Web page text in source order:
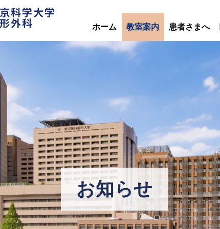
科学大学
外科 ホーム 教室案内 患者さまへ
お知らせ